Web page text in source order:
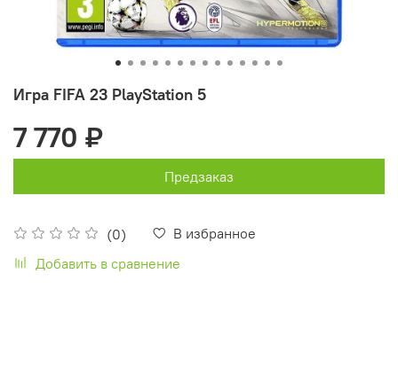
Игра FIFA 23 PlayStation 5
(0)
В избранное
Добавить в сравнение
7 770 ₽
Предзаказ